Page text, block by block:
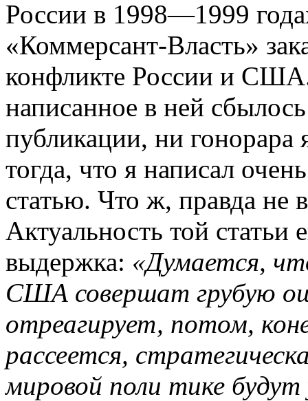
России в 1998—1999
«Коммерсант-Власть»
конфликте России и США.
написанное в ней
публикации, ни гонорара
тогда, что я написал
статью. Что ж, правда не
Актуальность той статьи
выдержка: «Думается,
США совершат грубую
отреагирует, потом,
рассеется,
мировой поли тике